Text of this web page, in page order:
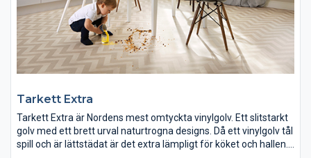
Tarkett Extra
Tarkett Extra är Nordens mest omtyckta vinylgolv. Ett slitstarkt
golv med ett brett urval naturtrogna designs. Då ett vinylgolv tål
spill och är lättstädat är det extra lämpligt för köket och hallen.